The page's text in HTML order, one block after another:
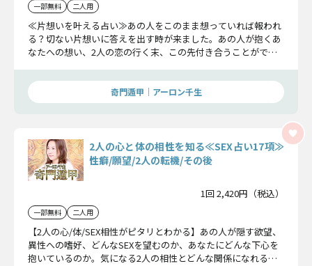
一部無料 二人用
≪片想いを叶える占い≫あの人をこのまま想っていれば報われ
る？切ない片想いに答えを出す時が来ました。あの人が抱くあ
なたへの想い、2人の恋の行く末、この先付き合うことができ
奇門遁甲｜アーロン千生
2人の心と体の相性を知る≪SEX占い17項≫
性癖/願望/2人の転機/その後
1回 2,420円（税込）
一部無料 二人用
【2人の心/体/SEX相性がピタリとわかる】あの人が隠す欲望、
異性への嗜好、どんなSEXを望むのか、あなたにどんな下心を
抱いているのか。気になる2人の相性とどんな関係になれるの